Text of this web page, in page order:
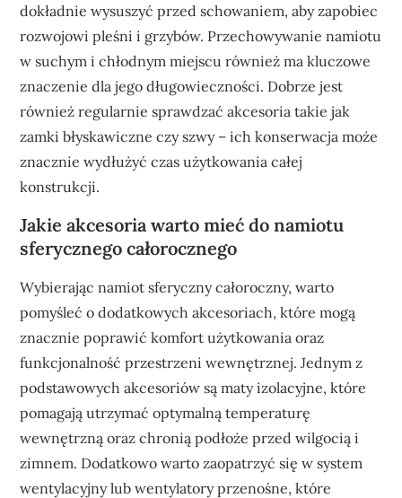
dokładnie wysuszyć przed schowaniem, aby zapobiec
rozwojowi pleśni i grzybów. Przechowywanie namiotu
w suchym i chłodnym miejscu również ma kluczowe
znaczenie dla jego długowieczności. Dobrze jest
również regularnie sprawdzać akcesoria takie jak
zamki błyskawiczne czy szwy – ich konserwacja może
znacznie wydłużyć czas użytkowania całej
konstrukcji.
Jakie akcesoria warto mieć do namiotu
sferycznego całorocznego
Wybierając namiot sferyczny całoroczny, warto
pomyśleć o dodatkowych akcesoriach, które mogą
znacznie poprawić komfort użytkowania oraz
funkcjonalność przestrzeni wewnętrznej. Jednym z
podstawowych akcesoriów są maty izolacyjne, które
pomagają utrzymać optymalną temperaturę
wewnętrzną oraz chronią podłoże przed wilgocią i
zimnem. Dodatkowo warto zaopatrzyć się w system
wentylacyjny lub wentylatory przenośne, które